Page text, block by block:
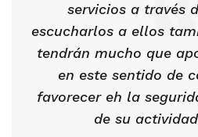
servicios a través
escucharlos a ellos
tendrán mucho que
en este sentido de
favorecer eh la
de su